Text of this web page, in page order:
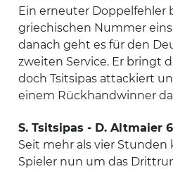
Ein erneuter Doppelfehler
griechischen Nummer eins
danach geht es für den
zweiten Service. Er bringt
doch Tsitsipas attackiert
einem Rückhandwinner
S. Tsitsipas - D. Altmaier
Seit mehr als vier
Spieler nun um das